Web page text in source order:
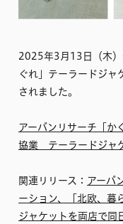
2025年3月13日（木
ぐれ」テーラードジャ
されました。
アーバンリサーチ「か
協業 テーラードジャ
関連リリース： アーバ
ーション、「北欧、暮
ジャケットを両店で同